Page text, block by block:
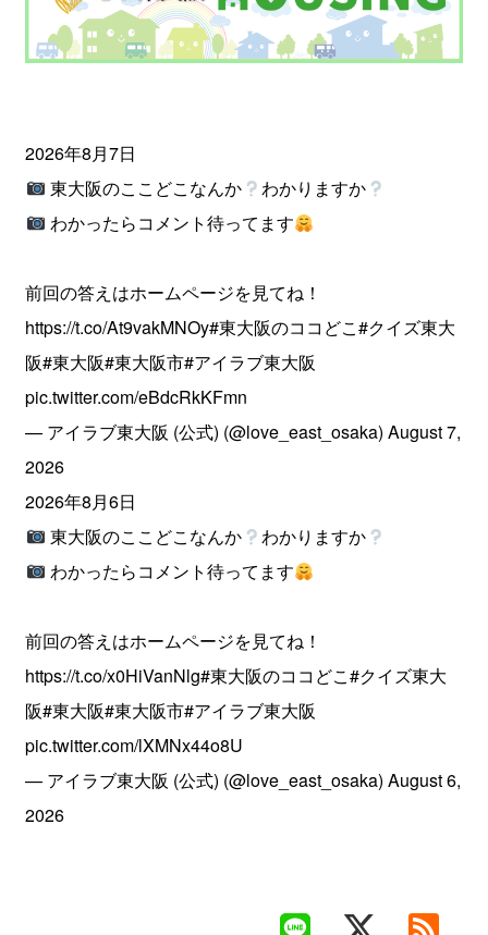
2026年8月7日
東大阪のここどこなんか
わかりますか
わかったらコメント待ってます
前回の答えはホームページを見てね！
https://t.co/At9vakMNOy#東大阪のココどこ#クイズ東大
阪#東大阪#東大阪市#アイラブ東大阪
pic.twitter.com/eBdcRkKFmn
— アイラブ東大阪 (公式) (@love_east_osaka)August 7,
2026
2026年8月6日
東大阪のここどこなんか
わかりますか
わかったらコメント待ってます
前回の答えはホームページを見てね！
https://t.co/x0HiVanNlg#東大阪のココどこ#クイズ東大
阪#東大阪#東大阪市#アイラブ東大阪
pic.twitter.com/lXMNx44o8U
— アイラブ東大阪 (公式) (@love_east_osaka)August 6,
2026